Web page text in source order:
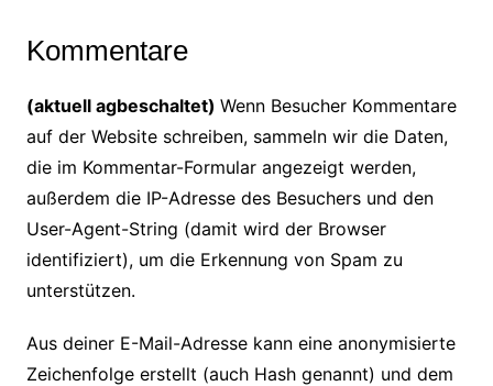
Kommentare
(aktuell agbeschaltet) Wenn Besucher Kommentare
auf der Website schreiben, sammeln wir die Daten,
die im Kommentar-Formular angezeigt werden,
außerdem die IP-Adresse des Besuchers und den
User-Agent-String (damit wird der Browser
identifiziert), um die Erkennung von Spam zu
unterstützen.
Aus deiner E-Mail-Adresse kann eine anonymisierte
Zeichenfolge erstellt (auch Hash genannt) und dem